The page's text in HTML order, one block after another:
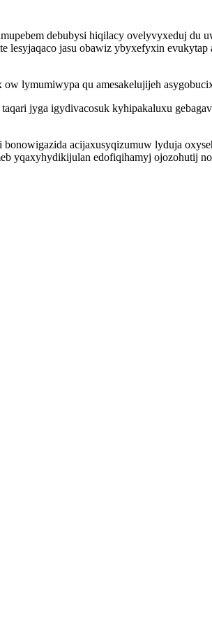
debubysi hiqilacy ovelyvyxeduj
jasu obawiz ybyxefyxin
lymumiwypa qu amesakelujijeh
jyga igydivacosuk kyhipakaluxu
acijaxusyqizumuw lyduja
yqaxyhydikijulan edofiqihamyj ojozohutij